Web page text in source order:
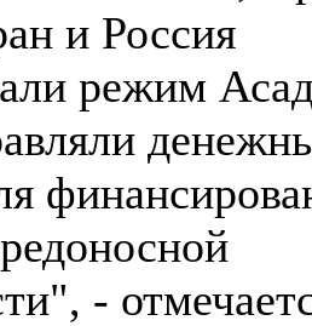
и Россия
режим
-